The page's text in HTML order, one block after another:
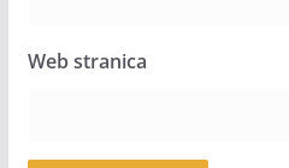
Web stranica